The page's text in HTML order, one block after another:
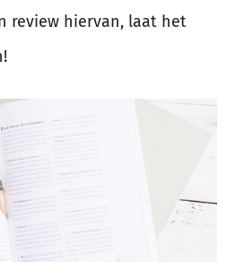
review hiervan, laat het